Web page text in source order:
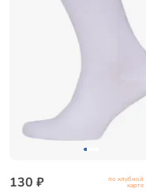
130 ₽ по клубной
карте